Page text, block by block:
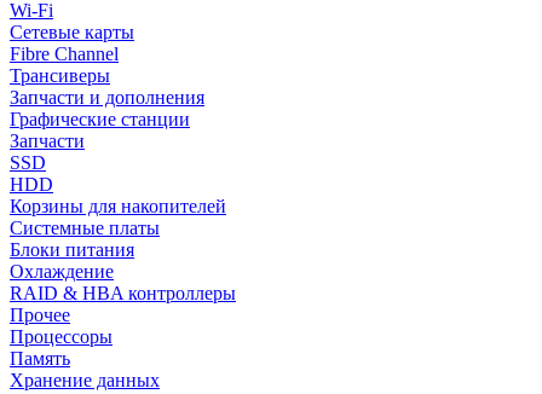
Wi-Fi
Сетевые карты
Fibre Channel
Трансиверы
Запчасти и дополнения
Графические станции
Запчасти
SSD
HDD
Корзины для накопителей
Системные платы
Блоки питания
Охлаждение
RAID & HBA контроллеры
Прочее
Процессоры
Память
Хранение данных